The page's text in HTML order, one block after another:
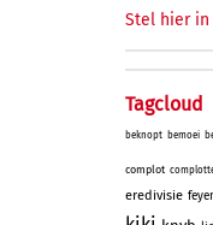
Stel hier
Tagcloud
beknopt bemoei
complot
eredivisie